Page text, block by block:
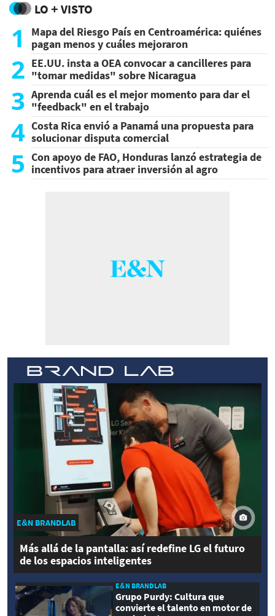
LO + VISTO
1
Mapa del Riesgo País en Centroamérica: quiénes
pagan menos y cuáles mejoraron
2 EE.UU. insta a OEA convocar a cancilleres para
"tomar medidas" sobre Nicaragua
3 Aprenda cuál es el mejor momento para dar el
"feedback" en el trabajo
4 Costa Rica envió a Panamá una propuesta para
solucionar disputa comercial
5 Con apoyo de FAO, Honduras lanzó estrategia de
incentivos para atraer inversión al agro
E&N BRANDLAB
Más allá de la pantalla: así redefine LG el futuro
de los espacios inteligentes
E&N BRANDLAB
Grupo Purdy: Cultura que
convierte el talento en motor de